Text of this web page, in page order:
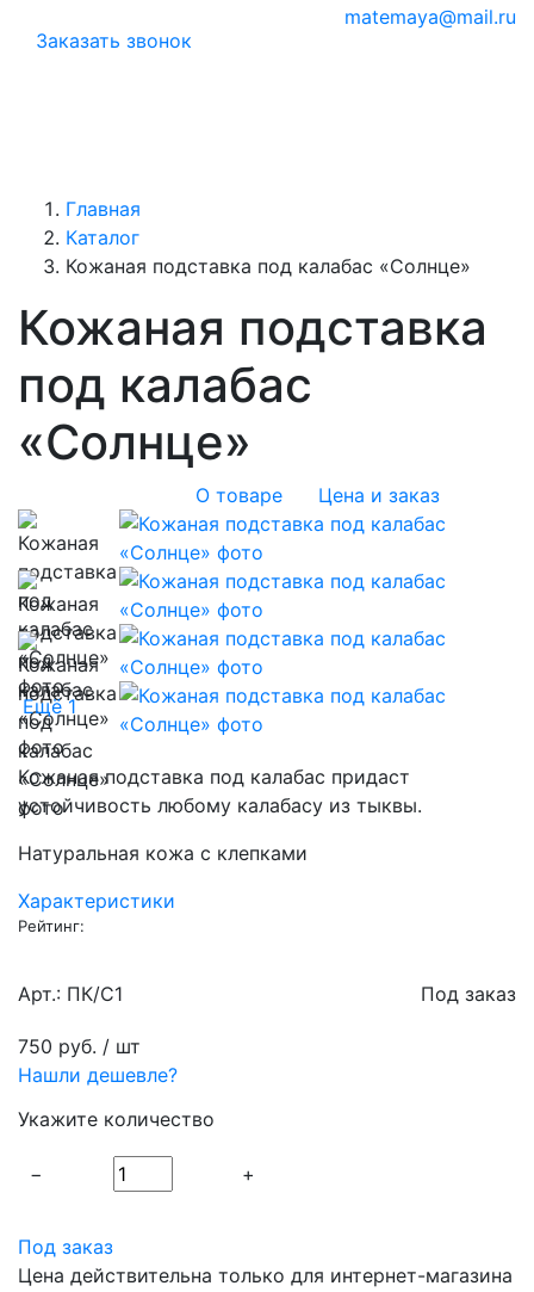
matemaya@mail.ru
Заказать звонок
Главная
Каталог
Кожаная подставка под калабас «Солнце»
Кожаная подставка
под калабас
«Солнце»
О товаре Цена и заказ
Ещё 1
Кожаная подставка под калабас придаст
устойчивость любому калабасу из тыквы.
Натуральная кожа с клепками
Характеристики
Рейтинг:
Арт.: ПК/С1 Под заказ
750 руб. / шт
Нашли дешевле?
Укажите количество
− +
Под заказ
Цена действительна только для интернет-магазина